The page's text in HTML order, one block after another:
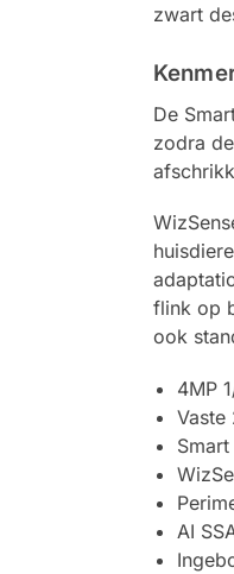
zwart
De
zodra
flink op
ook
4MP
AI